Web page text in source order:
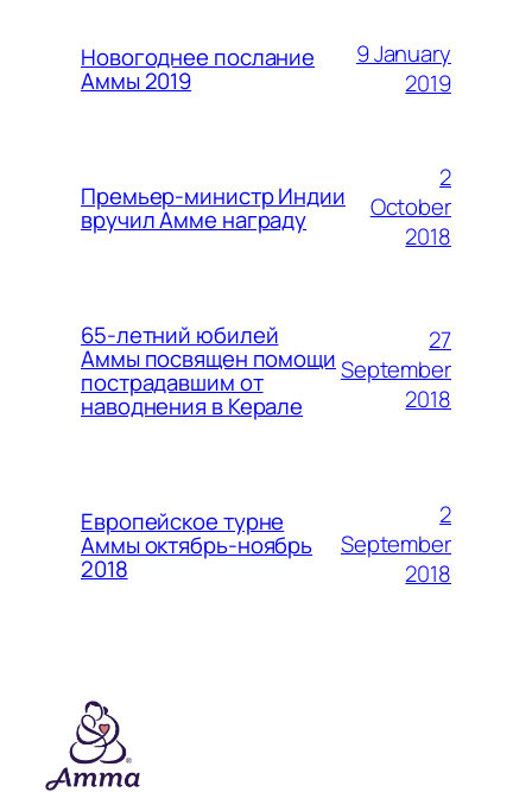
Новогоднее послание
Аммы 2019
9 January
2019
Премьер-министр Индии
вручил Амме награду
2
October
2018
65-летний юбилей
Аммы посвящен помощи
пострадавшим от
наводнения в Керале
27
September
2018
Европейское турне
Аммы октябрь-ноябрь
2018
2
September
2018